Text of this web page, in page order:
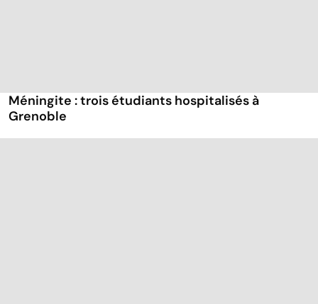
Méningite : trois étudiants hospitalisés à
Grenoble